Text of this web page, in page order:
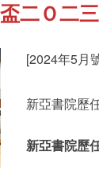
二Ｏ二
[2024年5月
新亞書院歷
新亞書院歷